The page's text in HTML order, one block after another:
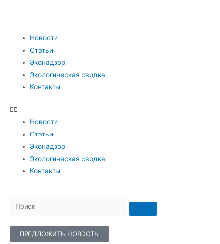
Новости
Статьи
Эконадзор
Экологическая сводка
Контакты
Новости
Статьи
Эконадзор
Экологическая сводка
Контакты
ПРЕДЛОЖИТЬ НОВОСТЬ